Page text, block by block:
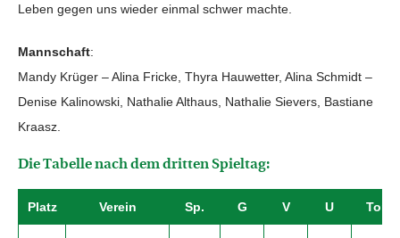
Leben gegen uns wieder einmal schwer machte.
Mannschaft:
Mandy Krüger – Alina Fricke, Thyra Hauwetter, Alina Schmidt –
Denise Kalinowski, Nathalie Althaus, Nathalie Sievers, Bastiane
Kraasz.
Die Tabelle nach dem dritten Spieltag:
Platz Verein Sp. G V U Tore